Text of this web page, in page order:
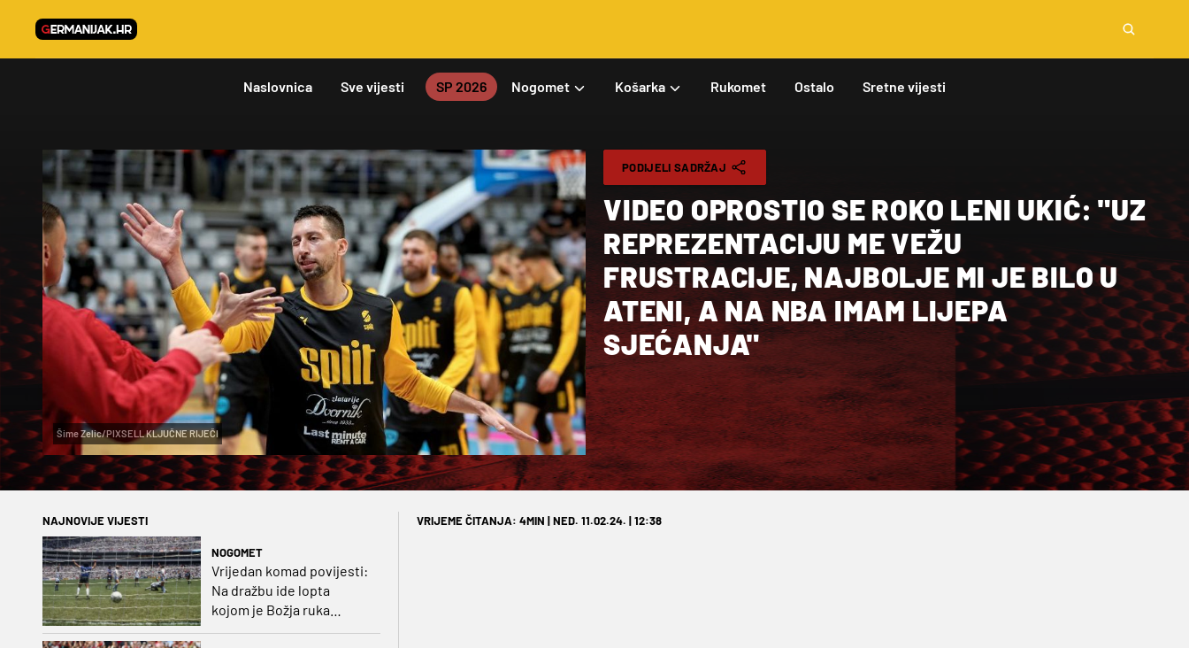
Naslovnica Sve vijesti SP 2026 Nogomet Košarka Rukomet Ostalo Sretne vijesti
Šime Zelic/PIXSELL KLJUČNE RIJEČI
PODIJELI SADRŽAJ
VIDEO OPROSTIO SE ROKO LENI UKIĆ: "UZ
REPREZENTACIJU ME VEŽU
FRUSTRACIJE, NAJBOLJE MI JE BILO U
ATENI, A NA NBA IMAM LIJEPA
SJEĆANJA"
NAJNOVIJE VIJESTI
NOGOMET
Vrijedan komad povijesti:
Na dražbu ide lopta
kojom je Božja ruka
VRIJEME ČITANJA: 4MIN | NED. 11.02.24. | 12:38